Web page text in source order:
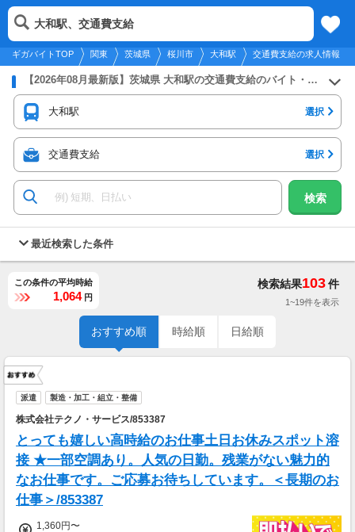
2026年8月9日更新
関東
メニュー
ギガバイトTOP 関東 茨城県 桜川市 大和駅 交通費支給の求人情報
大和駅、交通費支給
【2026年08月最新版】茨城県 大和駅の交通費支給のバイト・アルバイト・パートの求人募集情報
大和駅 選択
交通費支給 選択
検索
最近検索した条件
この条件の平均時給
1,064 円
検索結果103件
1~19件を表示
おすすめ順 時給順 日給順
派遣 製造・加工・組立・整備
株式会社テクノ・サービス/853387
とっても嬉しい高時給のお仕事土日お休みスポット溶
接 ★一部空調あり。人気の日勤。残業がない魅力的
なお仕事です。ご応募お待ちしています。＜長期のお
仕事＞/853387
1,360円〜